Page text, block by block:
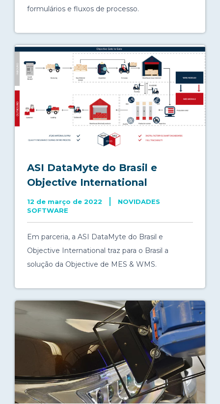
formulários e fluxos de processo.
ASI DataMyte do Brasil e
Objective International
12 de março de 2022
NOVIDADES
SOFTWARE
Em parceria, a ASI DataMyte do Brasil e
Objective International traz para o Brasil a
solução da Objective de MES & WMS.